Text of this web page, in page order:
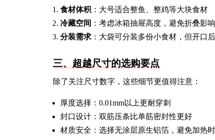
食材体积 ：大号适合整鱼、整鸡等大块食材
冷藏空间 ：考虑冰箱抽屉高度，避免折叠影
分装需求 ：大袋可分装多份小食材，但开口
三、超越尺寸的选购要点
除了关注尺寸数字，这些细节更值得注意：
厚度选择：0.01mm以上更耐穿刺
封口设计：双筋压条比单筋密封性更好
材质安全：选择无涂层原生铝箔，避免加热